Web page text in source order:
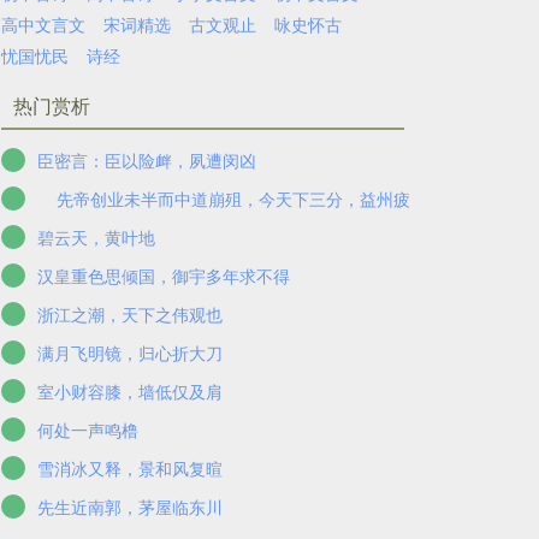
高中文言文
宋词精选 古文观止
咏史怀古
忧国忧民
诗经
热门赏析
臣密言：臣以险衅，夙遭闵凶
先帝创业未半而中道崩殂，今天下三分，益州疲弊，此诚危急存
碧云天，黄叶地
汉皇重色思倾国，御宇多年求不得
浙江之潮，天下之伟观也
满月飞明镜，归心折大刀
室小财容膝，墙低仅及肩
何处一声鸣橹
雪消冰又释，景和风复暄
先生近南郭，茅屋临东川